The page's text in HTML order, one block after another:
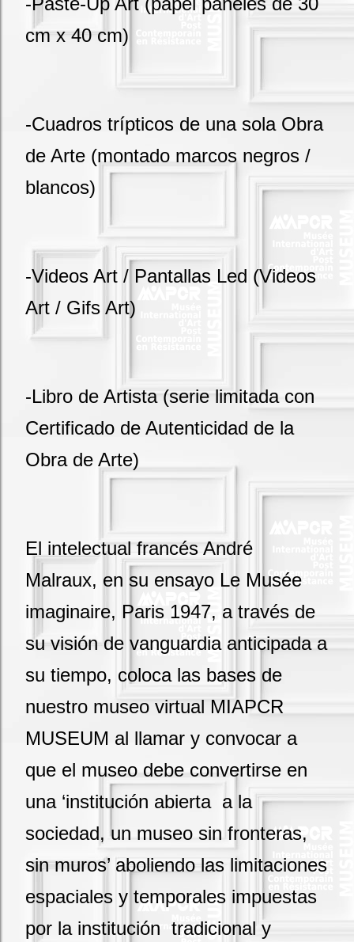
cm x 40 cm)
-Cuadros trípticos de una sola Obra
de Arte (montado marcos negros /
blancos)
-Videos Art / Pantallas Led (Videos
Art / Gifs Art)
-Libro de Artista (serie limitada con
Certificado de Autenticidad de la
Obra de Arte)
El intelectual francés André
Malraux, en su ensayo Le Musée
imaginaire, Paris 1947, a través de
su visión de vanguardia anticipada a
su tiempo, coloca las bases de
nuestro museo virtual MIAPCR
MUSEUM al llamar y convocar a
que el museo debe convertirse en
una ‘institución abierta a la
sociedad, un museo sin fronteras,
sin muros’ aboliendo las limitaciones
espaciales y temporales impuestas
por la institución tradicional y